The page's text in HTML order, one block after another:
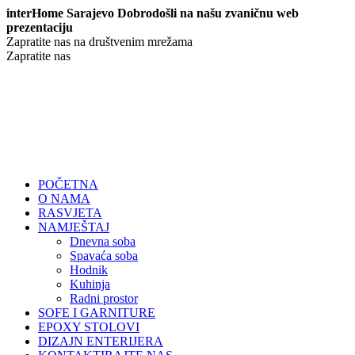
interHome Sarajevo Dobrodošli na našu zvaničnu web
prezentaciju
Zapratite nas na društvenim mrežama
Zapratite nas
POČETNA
O NAMA
RASVJETA
NAMJEŠTAJ
Dnevna soba
Spavaća soba
Hodnik
Kuhinja
Radni prostor
SOFE I GARNITURE
EPOXY STOLOVI
DIZAJN ENTERIJERA